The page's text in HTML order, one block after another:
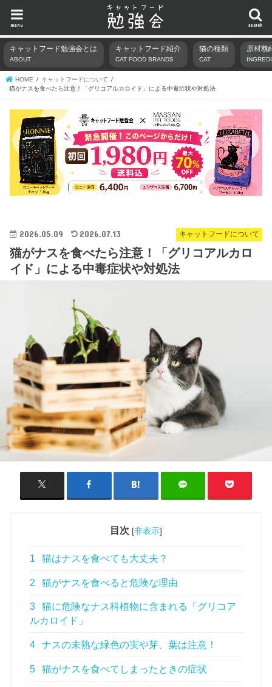
search
menu
キャットフード勉強会とは
ABOUT
キャットフード紹介
CAT FOOD BRANDS
猫の種類
CAT
原材料
HOME
キャットフードについて
猫がナスを食べたら注意！「グリコアルカロイド」による中毒症状や対処法
キャットフードについて
2026.05.09 2026.07.13
猫がナスを食べたら注意！「グリコアルカロ
イド」による中毒症状や対処法
目次 [非表示]
1 猫はナスを食べても大丈夫？
2 猫がナスを食べると危険な理由
3
猫に危険なナス科植物に含まれる「グリコア
ルカロイド」
4 ナスの未熟な緑色の実や芽、葉は注意！
5 猫がナスを食べてしまったときの症状